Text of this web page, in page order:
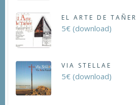
EL ARTE DE TAÑER
5€ (download)
VIA STELLAE
5€ (download)